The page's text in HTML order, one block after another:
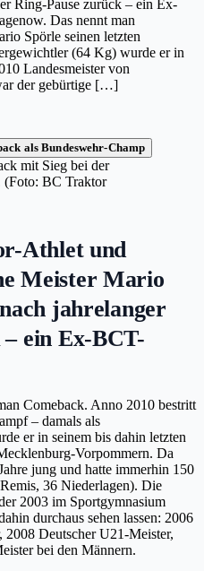
Ring-Pause zurück – ein Ex-
Das nennt man
Spörle seinen letzten
(64 Kg) wurde er in
Landesmeister von
der gebürtige […]
mit Sieg bei der
(Foto: BC Traktor
Athlet und
Meister Mario
jahrelanger
ein Ex-BCT-
Comeback. Anno 2010 bestritt
– damals als
er in seinem bis dahin letzten
Vorpommern. Da
jung und hatte immerhin 150
36 Niederlagen). Die
2003 im Sportgymnasium
durchaus sehen lassen: 2006
Deutscher U21-Meister,
bei den Männern.